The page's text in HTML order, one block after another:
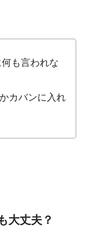
も言われな
カバンに入れ
大丈夫？